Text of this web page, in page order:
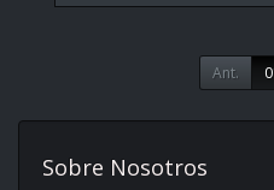
Ant.
Sobre Nosotros